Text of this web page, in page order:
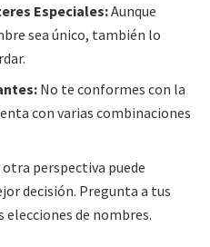
Especiales:Aunque
sea único, también lo
No te conformes con la
con varias combinaciones
otra perspectiva puede
decisión. Pregunta a tus
elecciones de nombres.